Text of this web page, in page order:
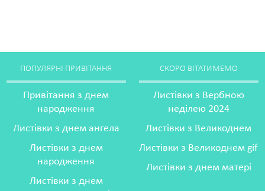
ПОПУЛЯРНІ ПРИВІТАННЯ
Привітання з днем
народження
Листівки з днем ангела
Листівки з днем
народження
Листівки з днем
СКОРО ВІТАТИМЕМО
Листівки з Вербною
неділею 2024
Листівки з Великоднем
Листівки з Великоднем gif
Листівки з днем матері